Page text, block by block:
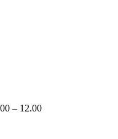
– 12.00